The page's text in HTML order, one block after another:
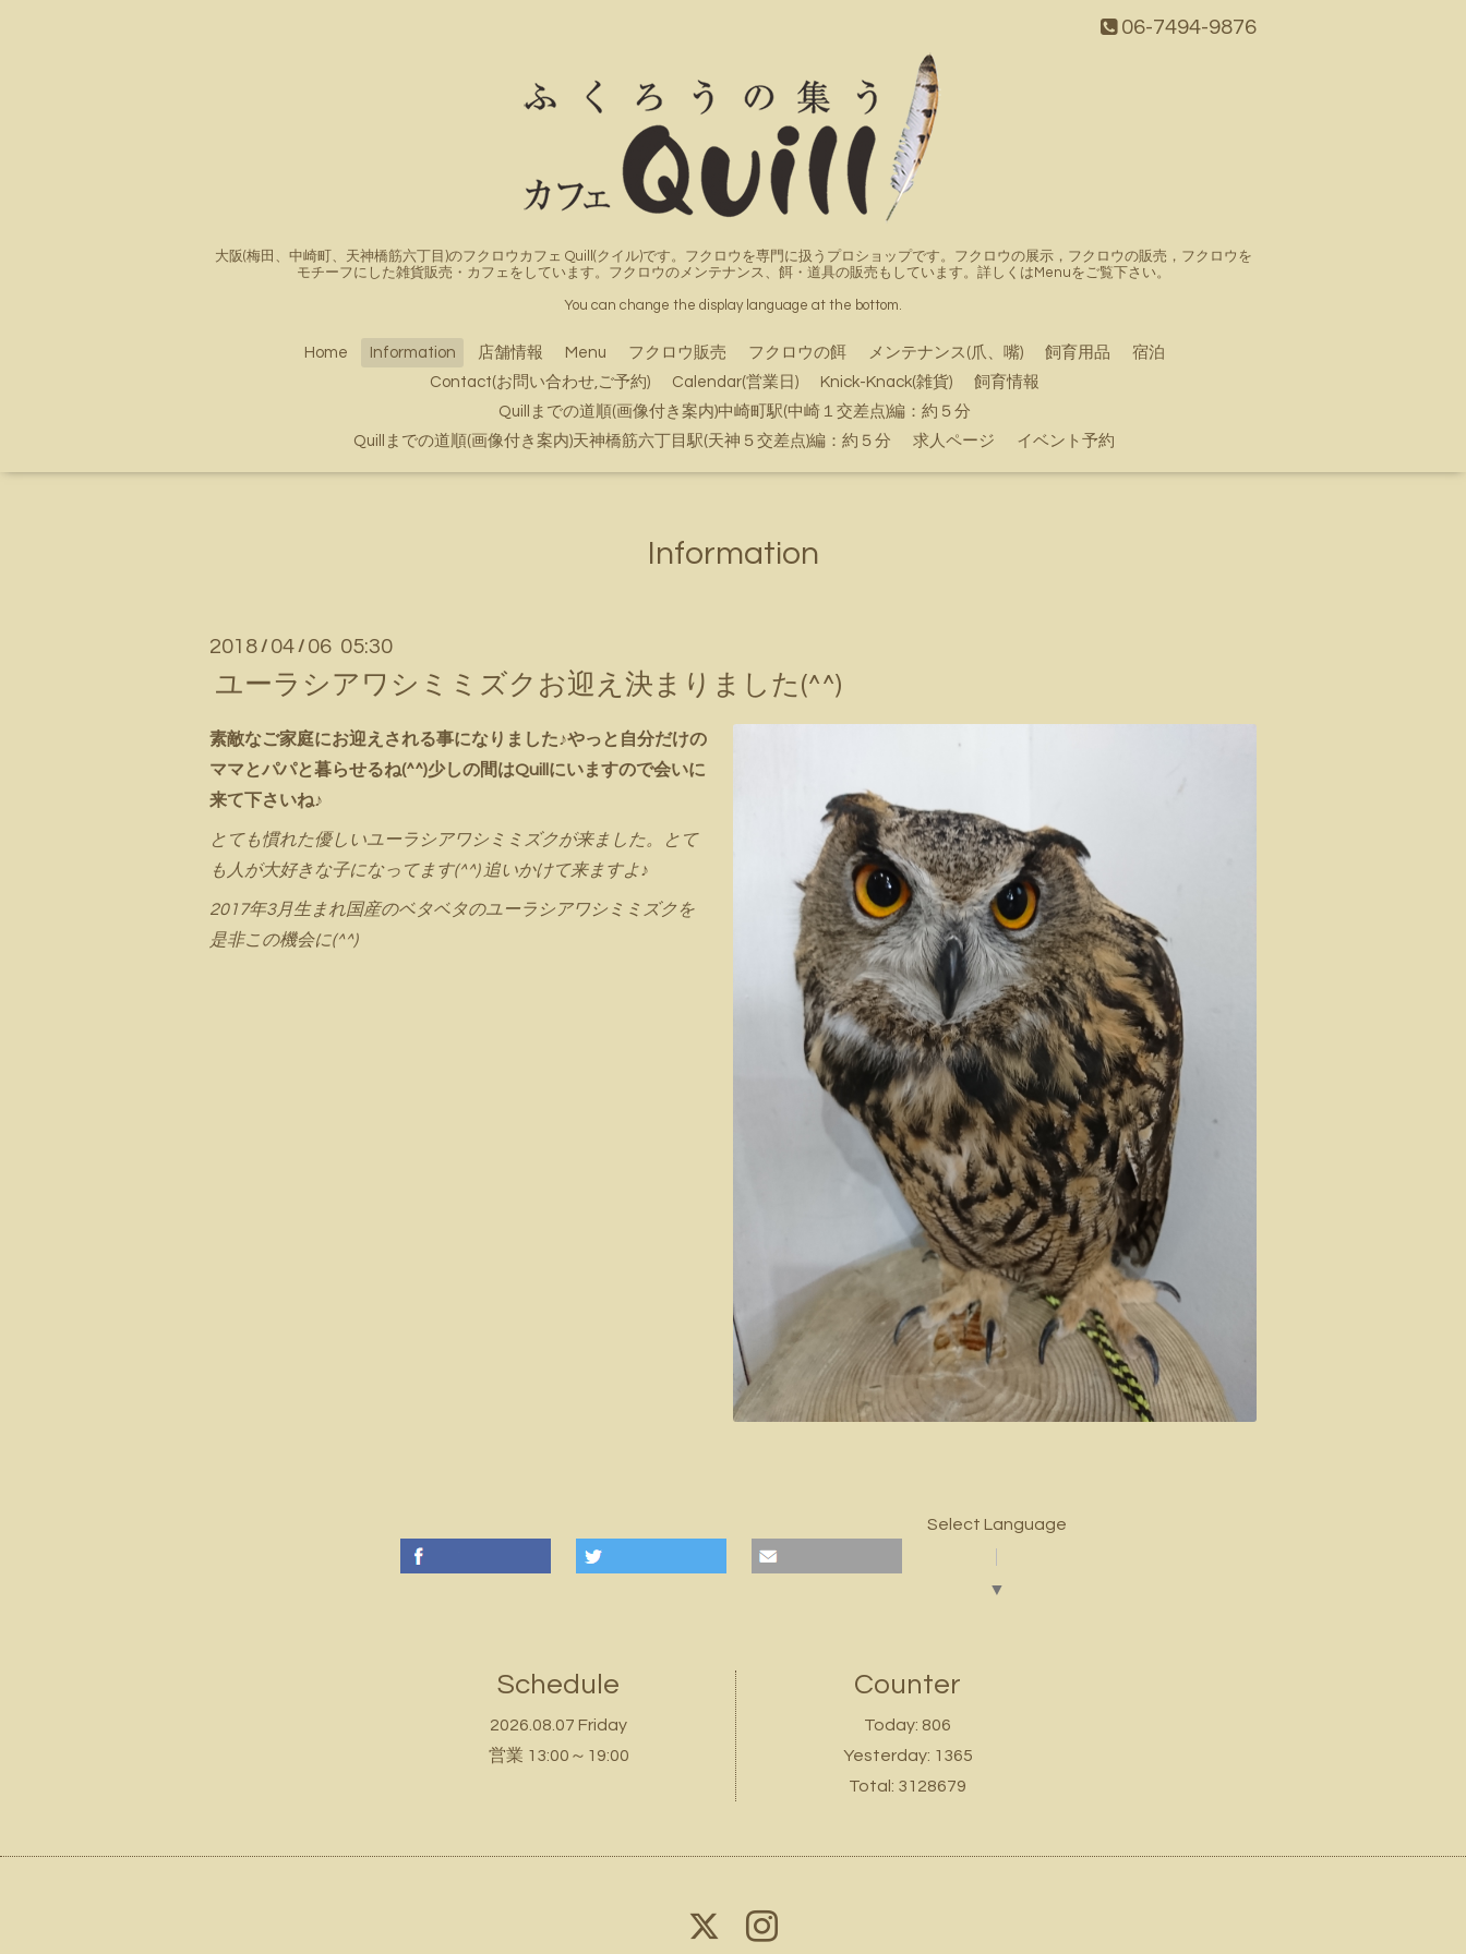
06-7494-9876
大阪(梅田、中崎町、天神橋筋六丁目)のフクロウカフェ Quill(クイル)です。フクロウを専門に扱うプロショップです。フクロウの展示，フクロウの販売，フクロウを
モチーフにした雑貨販売・カフェをしています。フクロウのメンテナンス、餌・道具の販売もしています。詳しくはMenuをご覧下さい。
You can change the display language at the bottom.
Home Information 店舗情報 Menu フクロウ販売 フクロウの餌 メンテナンス(爪、嘴) 飼育用品
宿泊
Contact(お問い合わせ,ご予約)
Calendar(営業日) Knick-Knack(雑貨)
飼育情報
Quillまでの道順(画像付き案内)中崎町駅(中崎１交差点)編：約５分
Quillまでの道順(画像付き案内)天神橋筋六丁目駅(天神５交差点)編：約５分
求人ページ イベント予約
Information
2018 / 04 / 06 05:30
ユーラシアワシミミズクお迎え決まりました(^^)
素敵なご家庭にお迎えされる事になりました♪やっと自分だけの
ママとパパと暮らせるね(^^)少しの間はQuillにいますので会いに
来て下さいね♪
とても慣れた優しいユーラシアワシミミズクが来ました。とて
も人が大好きな子になってます(^^) 追いかけて来ますよ♪
2017年3月生まれ国産のベタベタのユーラシアワシミミズクを
是非この機会に(^^)
Select Language
▼
Schedule
2026.08.07 Friday
営業 13:00～19:00
Counter
Today: 806
Yesterday: 1365
Total: 3128679